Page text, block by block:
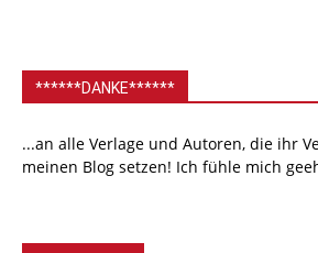
******DANKE******
...an alle Verlage und Autoren, die ihr
meinen Blog setzen! Ich fühle mich